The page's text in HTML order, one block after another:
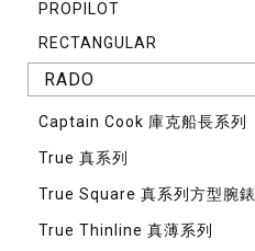
PROPILOT
RECTANGULAR
RADO
Captain Cook 庫克船長系列
True 真系列
True Square 真系列方型腕錶
True Thinline 真薄系列